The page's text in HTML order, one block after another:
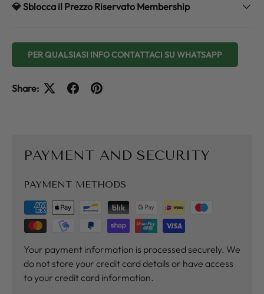
💎 Sblocca il Prezzo Riservato Membership
PER QUALSIASI INFO CONTATTACI SU WHATSAPP
Share:
PAYMENT AND SECURITY
PAYMENT METHODS
Your payment information is processed securely. We
do not store your credit card details or have access
to your credit card information.